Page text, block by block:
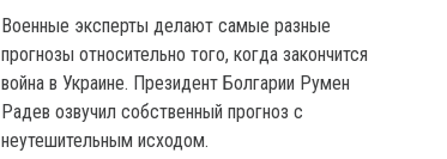
Военные эксперты делают самые разные
прогнозы относительно того, когда закончится
война в Украине. Президент Болгарии Румен
Радев озвучил собственный прогноз с
неутешительным исходом.